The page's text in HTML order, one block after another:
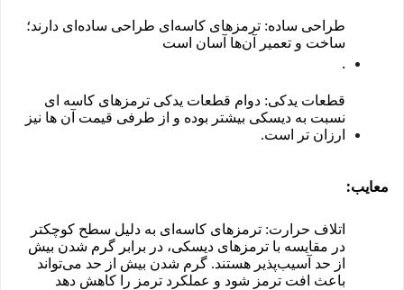
طراحی ساده: ترمزهای کاسه‌ای طراحی ساده‌ای دارند؛
ساخت و تعمیر آن‌ها آسان است
.
قطعات یدکی: دوام قطعات یدکی ترمزهای کاسه ای
نسبت به دیسکی بیشتر بوده و از طرفی قیمت آن ها نیز
ارزان تر است.
معایب:
اتلاف حرارت: ترمزهای کاسه‌ای به دلیل سطح کوچکتر
در مقایسه با ترمزهای دیسکی، در برابر گرم شدن بیش
از حد آسیب‌پذیر هستند. گرم شدن بیش از حد می‌تواند
باعث افت ترمز شود و عملکرد ترمز را کاهش دهد